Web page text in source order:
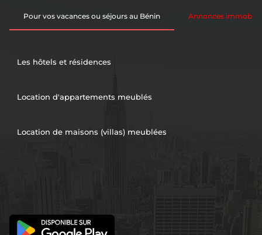
Pour vos vacances ou séjours au Bénin Annonces
Les hôtels et résidences
Location d'appartements meublés
Location de maisons (villas) meublées